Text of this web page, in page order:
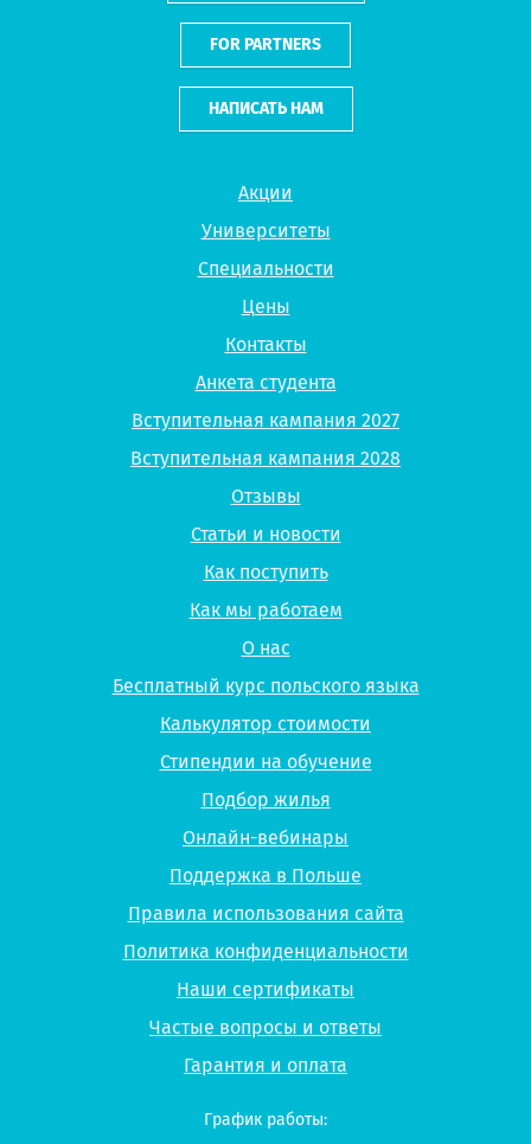
Акции
Университеты
Специальности
Цены
Контакты
Анкета студента
Вступительная кампания 2027
Вступительная кампания 2028
Отзывы
Статьи и новости
Как поступить
Как мы работаем
О нас
Бесплатный курс польского языка
Калькулятор стоимости
Стипендии на обучение
Подбор жилья
Онлайн-вебинары
Поддержка в Польше
Правила использования сайта
Политика конфиденциальности
Наши сертификаты
Частые вопросы и ответы
Гарантия и оплата
FOR PARTNERS
НАПИСАТЬ НАМ
График работы: